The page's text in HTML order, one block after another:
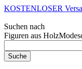
KOSTENLOSER
Suchen nach
Figuren aus Holz
Suche